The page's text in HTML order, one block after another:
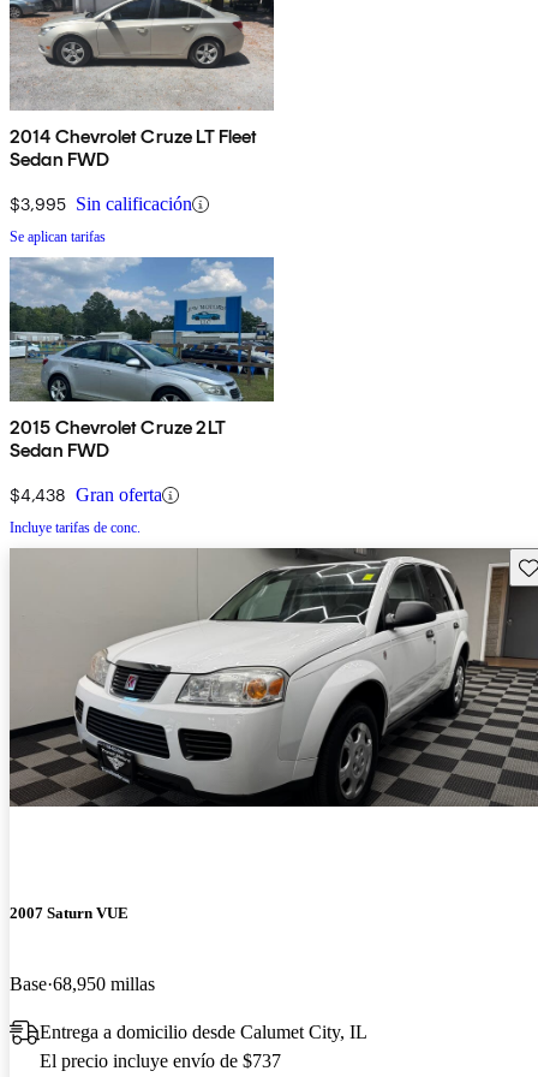
2014 Chevrolet Cruze LT Fleet
Sedan FWD
$3,995 Sin calificación
Se aplican tarifas
2015 Chevrolet Cruze 2LT
Sedan FWD
$4,438 Gran oferta
Incluye tarifas de conc.
2007 Saturn VUE
Base 68,950 millas
Entrega a domicilio desde Calumet City, IL
El precio incluye envío de $737